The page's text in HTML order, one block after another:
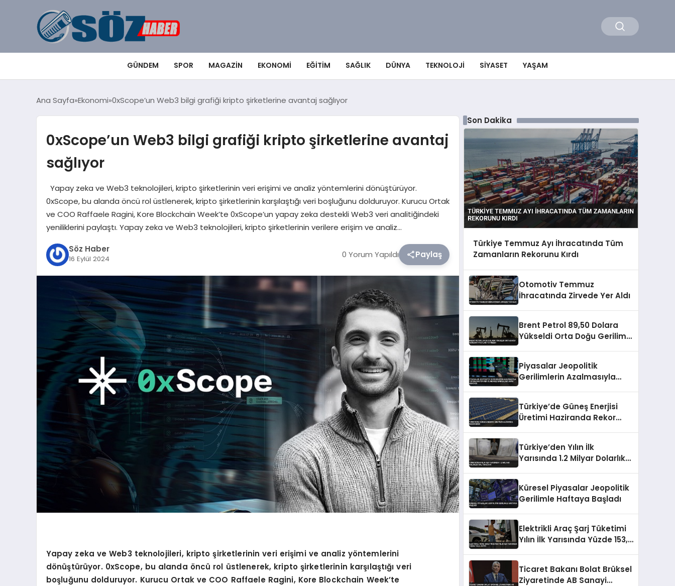
GÜNDEM SPOR MAGAZIN EKONOMI EĞITIM SAĞLIK DÜNYA TEKNOLOJI SIYASET YAŞAM
Ana Sayfa Ekonomi 0xScope’un Web3 bilgi grafiği kripto şirketlerine avantaj sağlıyor
0xScope’un Web3 bilgi grafiği kripto şirketlerine avantaj
sağlıyor
Yapay zeka ve Web3 teknolojileri, kripto şirketlerinin veri erişimi ve analiz yöntemlerini dönüştürüyor.
0xScope, bu alanda öncü rol üstlenerek, kripto şirketlerinin karşılaştığı veri boşluğunu dolduruyor. Kurucu Ortak
ve COO Raffaele Ragini, Kore Blockchain Week’te 0xScope’un yapay zeka destekli Web3 veri analitiğindeki
yeniliklerini paylaştı. Yapay zeka ve Web3 teknolojileri, kripto şirketlerinin verilere erişim ve analiz…
Söz Haber
16 Eylül 2024 0 Yorum Yapıldı Paylaş
Yapay zeka ve Web3 teknolojileri, kripto şirketlerinin veri erişimi ve analiz yöntemlerini
dönüştürüyor. 0xScope, bu alanda öncü rol üstlenerek, kripto şirketlerinin karşılaştığı veri
boşluğunu dolduruyor. Kurucu Ortak ve COO Raffaele Ragini, Kore Blockchain Week’te
Son Dakika
Türkiye Temmuz Ayı İhracatında Tüm
Zamanların Rekorunu Kırdı
Otomotiv Temmuz
İhracatında Zirvede Yer Aldı
Brent Petrol 89,50 Dolara
Yükseldi Orta Doğu Gerilimi
Piyasalar Jeopolitik
Gerilimlerin Azalmasıyla
Türkiye’de Güneş Enerjisi
Üretimi Haziranda Rekor
Türkiye’den Yılın İlk
Yarısında 1.2 Milyar Dolarlık
Küresel Piyasalar Jeopolitik
Gerilimle Haftaya Başladı
Elektrikli Araç Şarj Tüketimi
Yılın İlk Yarısında Yüzde 153,5
Ticaret Bakanı Bolat Brüksel
Ziyaretinde AB Sanayi